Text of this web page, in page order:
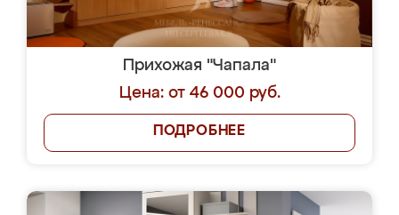
Прихожая "Чапала"
Цена: от 46 000 руб.
ПОДРОБНЕЕ